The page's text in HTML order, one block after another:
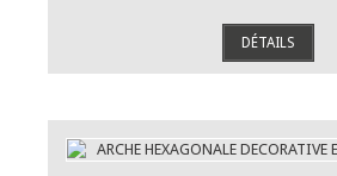
DÉTAILS